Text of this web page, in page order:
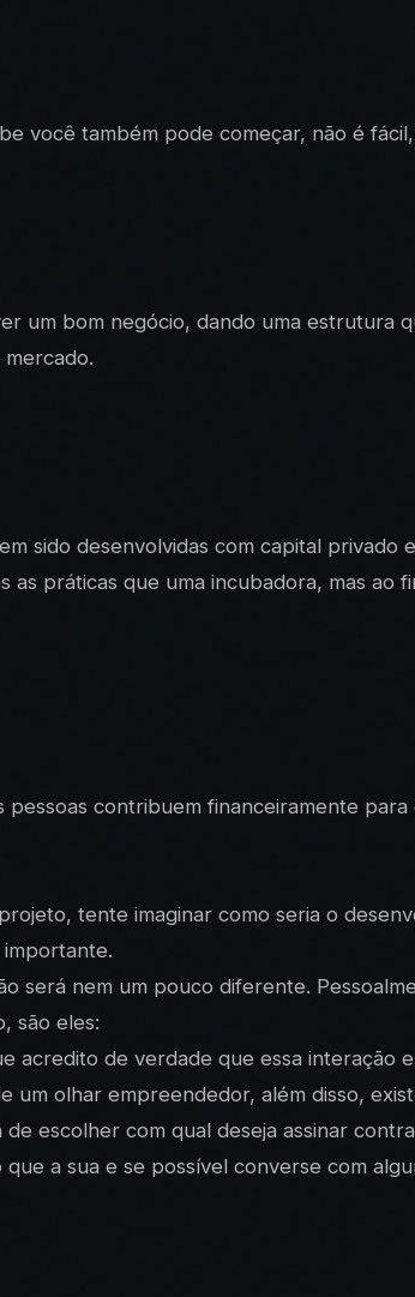
você também pode começar, não é
um bom negócio, dando uma estrutura
sido desenvolvidas com capital
práticas que uma incubadora, mas ao
contribuem financeiramente
tente imaginar como seria o
importante.
será nem um pouco diferente.
são eles:
acredito de verdade que essa interação
olhar empreendedor, além disso,
escolher com qual deseja assinar
a sua e se possível converse com